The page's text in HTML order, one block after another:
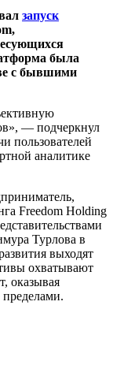
запуск
была
с бывшими
— подчеркнул
пользователей
аналитике
Freedom Holding
Турлова в
выходят
охватывают
оказывая